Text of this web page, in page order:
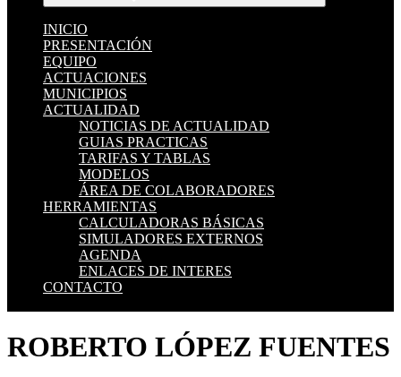
INICIO
PRESENTACIÓN
EQUIPO
ACTUACIONES
MUNICIPIOS
ACTUALIDAD
NOTICIAS DE ACTUALIDAD
GUIAS PRACTICAS
TARIFAS Y TABLAS
MODELOS
ÁREA DE COLABORADORES
HERRAMIENTAS
CALCULADORAS BÁSICAS
SIMULADORES EXTERNOS
AGENDA
ENLACES DE INTERES
CONTACTO
ROBERTO LÓPEZ FUENTES